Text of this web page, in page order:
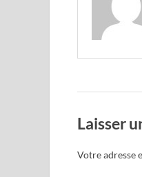
Laisser
Votre adresse